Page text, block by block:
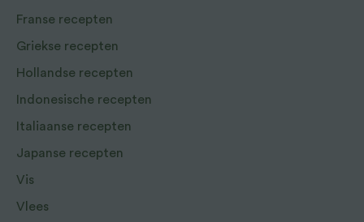
Franse recepten
Griekse recepten
Hollandse recepten
Indonesische recepten
Italiaanse recepten
Japanse recepten
Vis
Vlees